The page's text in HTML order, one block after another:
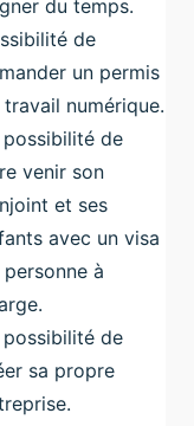
du temps.
de
un permis
numérique.
possibilité de
venir son
et ses
avec un visa
à
possibilité de
sa propre